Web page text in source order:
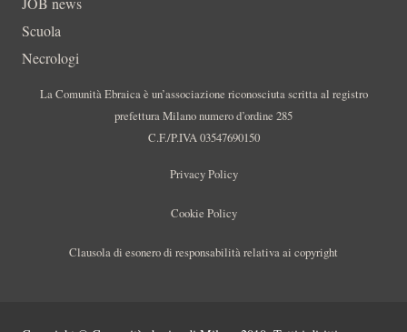
Scuola
Necrologi
La Comunità Ebraica è un’associazione riconosciuta scritta al registro
prefettura Milano numero d’ordine 285
C.F./P.IVA 03547690150
Privacy Policy
Cookie Policy
Clausola di esonero di responsabilità relativa ai copyright